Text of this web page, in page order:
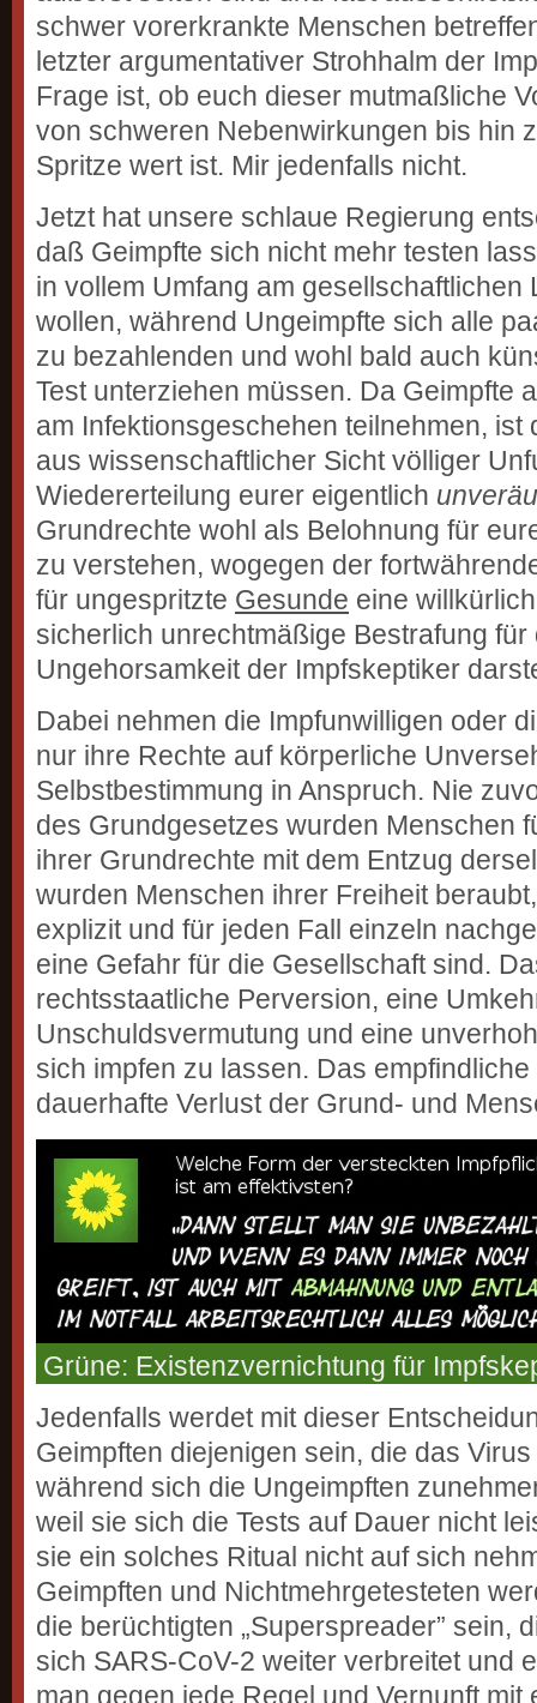
schwer vorerkrankte Menschen
letzter argumentativer Strohhalm der
Frage ist, ob euch dieser mutmaßliche
von schweren Nebenwirkungen bis hin
Spritze wert ist. Mir jedenfalls nicht.
Jetzt hat unsere schlaue Regierung
daß Geimpfte sich nicht mehr testen
in vollem Umfang am gesellschaftlichen
wollen, während Ungeimpfte sich alle
zu bezahlenden und wohl bald auch
Test unterziehen müssen. Da Geimpfte
am Infektionsgeschehen teilnehmen, ist
aus wissenschaftlicher Sicht völliger
Wiedererteilung eurer eigentlich
Grundrechte wohl als Belohnung für
zu verstehen, wogegen der
für ungespritzte Gesunde eine
sicherlich unrechtmäßige Bestrafung
Ungehorsamkeit der Impfskeptiker
Dabei nehmen die Impfunwilligen oder
nur ihre Rechte auf körperliche
Selbstbestimmung in Anspruch. Nie
des Grundgesetzes wurden Menschen
ihrer Grundrechte mit dem Entzug
wurden Menschen ihrer Freiheit
explizit und für jeden Fall einzeln
eine Gefahr für die Gesellschaft sind.
rechtsstaatliche Perversion, eine
Unschuldsvermutung und eine
sich impfen zu lassen. Das
dauerhafte Verlust der Grund- und
Grüne: Existenzvernichtung für
Jedenfalls werdet mit dieser
Geimpften diejenigen sein, die das
während sich die Ungeimpften
weil sie sich die Tests auf Dauer nicht
sie ein solches Ritual nicht auf sich
Geimpften und Nichtmehrgetesteten
die berüchtigten „Superspreader” sein,
sich SARS-CoV-2 weiter verbreitet und
man gegen jede Regel und Vernunft mit